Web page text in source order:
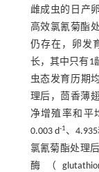
雌成虫的日产
高效氯氰菊酯
仍存在，卵发
长，其中只有1
虫态发育历期
理后，茴香薄
净增殖率和平
0.003 d-1、
氯氰菊酯处理
酶（